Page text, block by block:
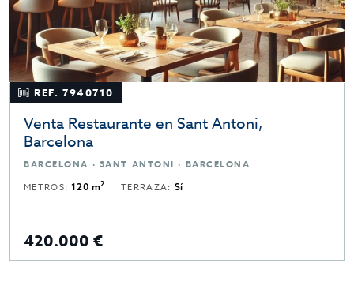
REF. 7940710
Venta Restaurante en Sant Antoni,
Barcelona
BARCELONA · SANT ANTONI · BARCELONA
METROS:120 m2 TERRAZA: Sí
420.000 €